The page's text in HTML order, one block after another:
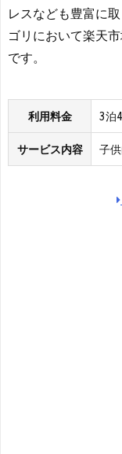
レスなども豊富に
ゴリにおいて楽天
です。
利用料金 3泊
サービス内容 子